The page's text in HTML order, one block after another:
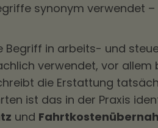
synonym verwendet –
Begriff in arbeits- und
verwendet, vor allem
die Erstattung
ist das in der Praxis
und